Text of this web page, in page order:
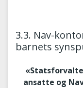
3.3. Nav-
barnets
ansatte og